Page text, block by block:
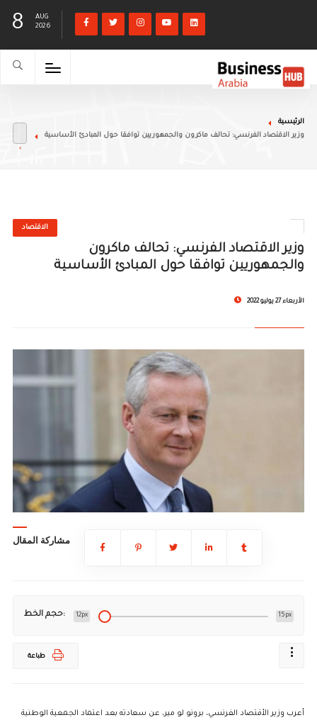
8
AUG
2026
الرئيسية
وزير الاقتصاد الفرنسي: تحالف ماكرون والجمهوريين توافقا حول المبادئ الأساسية
الاقتصاد
وزير الاقتصاد الفرنسي: تحالف ماكرون
والجمهوريين توافقا حول المبادئ الأساسية
الأربعاء 27 يوليو 2022
مشاركة المقال
حجم الخط: 12px 15px
طباعة
أعرب وزير الأقتصاد الفرنسي، برونو لو مير، عن سعادته بعد اعتماد الجمعية الوطنية